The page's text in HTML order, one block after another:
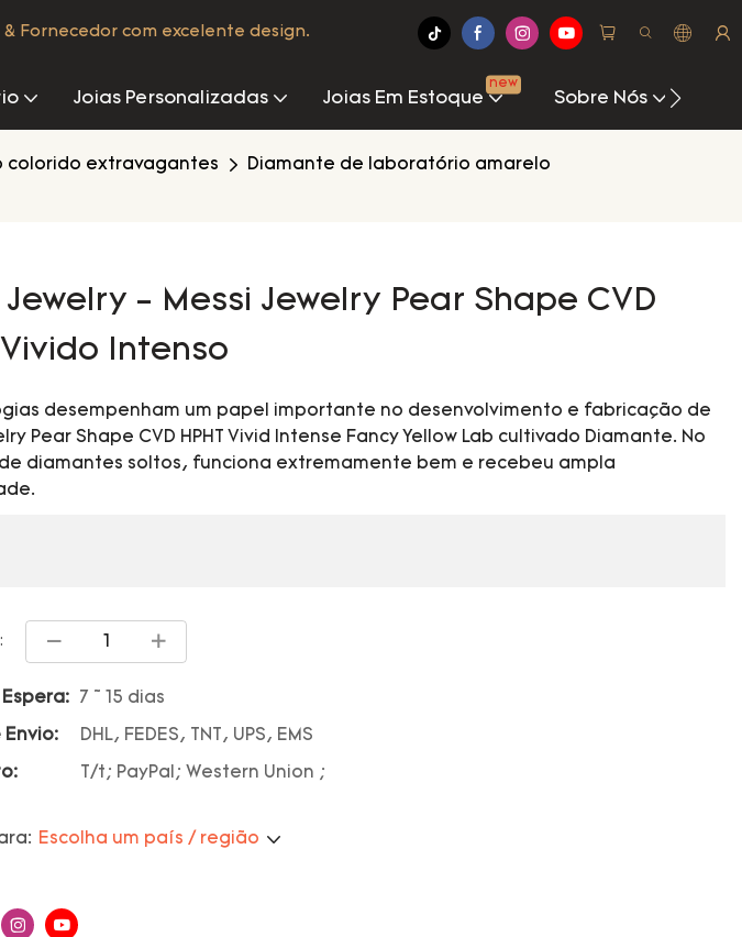
Fornecedor com excelente design.
Joias Personalizadas Joias Em Estoque
new
Sobre Nós
colorido extravagantes
Diamante de laboratório amarelo
Jewelry - Messi Jewelry Pear Shape CVD
Vivido Intenso
desempenham um papel importante no desenvolvimento e fabricação de
Pear Shape CVD HPHT Vivid Intense Fancy Yellow Lab cultivado Diamante. No
de diamantes soltos, funciona extremamente bem e recebeu ampla
Espera: 7 ~ 15 dias
Envio: DHL, FEDES, TNT, UPS, EMS
T/t; PayPal; Western Union ;
Escolha um país / região